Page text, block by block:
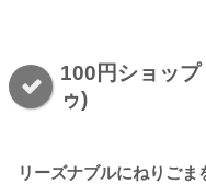
100円ショッ
ゥ)
リーズナブルにねりご